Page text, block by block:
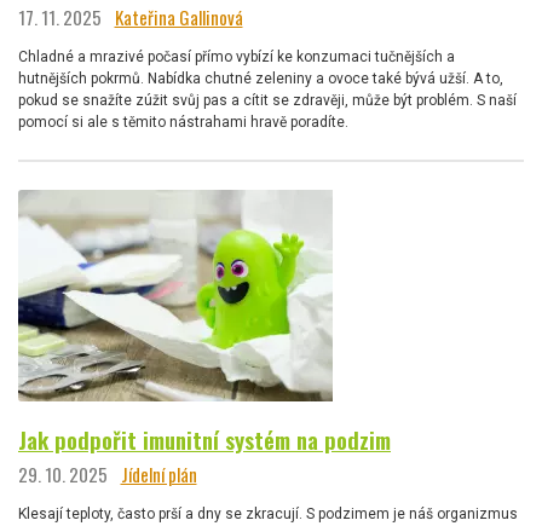
17. 11. 2025 Kateřina Gallinová
Chladné a mrazivé počasí přímo vybízí ke konzumaci tučnějších a
hutnějších pokrmů. Nabídka chutné zeleniny a ovoce také bývá užší. A to,
pokud se snažíte zúžit svůj pas a cítit se zdravěji, může být problém. S naší
pomocí si ale s těmito nástrahami hravě poradíte.
Jak podpořit imunitní systém na podzim
29. 10. 2025 Jídelní plán
Klesají teploty, často prší a dny se zkracují. S podzimem je náš organizmus